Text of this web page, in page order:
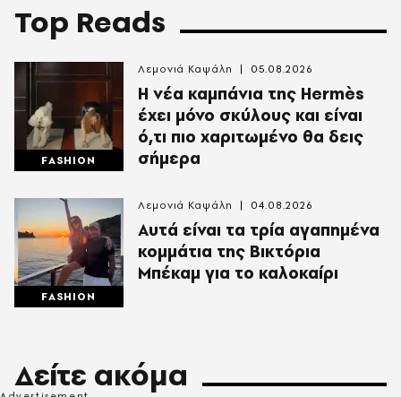
Top Reads
FASHION
Η νέα καμπάνια της Hermès
έχει μόνο σκύλους και είναι
ό,τι πιο χαριτωμένο θα δεις
σήμερα
Λεμονιά Καψάλη 05.08.2026
FASHION
Αυτά είναι τα τρία αγαπημένα
κομμάτια της Βικτόρια
Μπέκαμ για το καλοκαίρι
Λεμονιά Καψάλη 04.08.2026
Δείτε ακόμα